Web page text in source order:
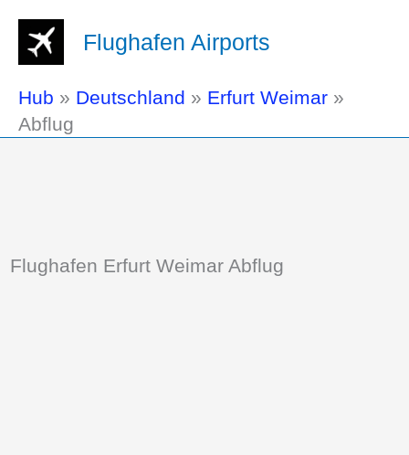
Flughafen Airports
Hub » Deutschland » Erfurt Weimar »
Abflug
Flughafen Erfurt Weimar Abflug